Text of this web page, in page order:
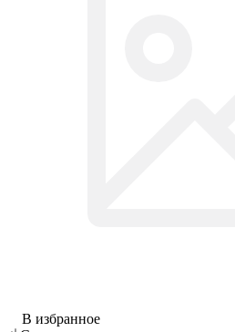
В избранное